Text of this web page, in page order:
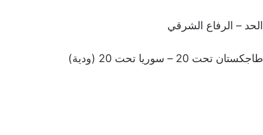
الحد – الرفاع الشرقي
طاجكستان تحت 20 – سوريا تحت 20 (ودية)